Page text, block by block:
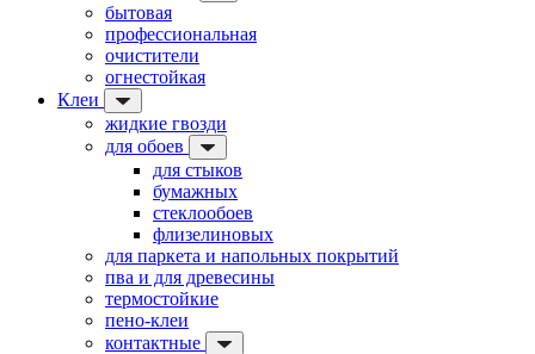
бытовая
профессиональная
очистители
огнестойкая
Клеи
жидкие гвозди
для обоев
для стыков
бумажных
стеклообоев
флизелиновых
для паркета и напольных покрытий
пва и для древесины
термостойкие
пено-клеи
контактные